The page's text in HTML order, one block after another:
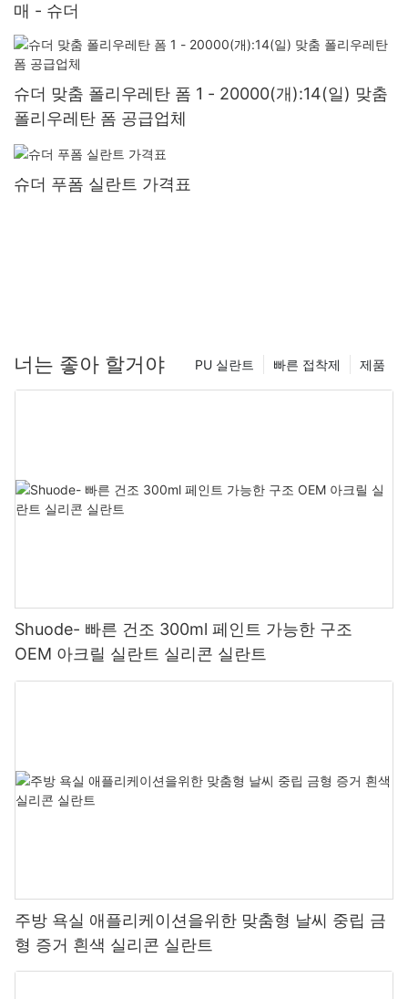
매 - 슈더
슈더 맞춤 폴리우레탄 폼 1 - 20000(개):14(일) 맞춤
폴리우레탄 폼 공급업체
슈더 푸폼 실란트 가격표
너는 좋아 할거야 제품
빠른 접착제
PU 실란트
Shuode- 빠른 건조 300ml 페인트 가능한 구조
OEM 아크릴 실란트 실리콘 실란트
주방 욕실 애플리케이션을위한 맞춤형 날씨 중립 금
형 증거 흰색 실리콘 실란트